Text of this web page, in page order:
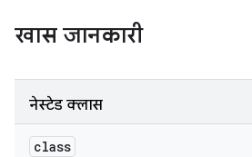
खास जानकारी
नेस्टेड क्लास
class